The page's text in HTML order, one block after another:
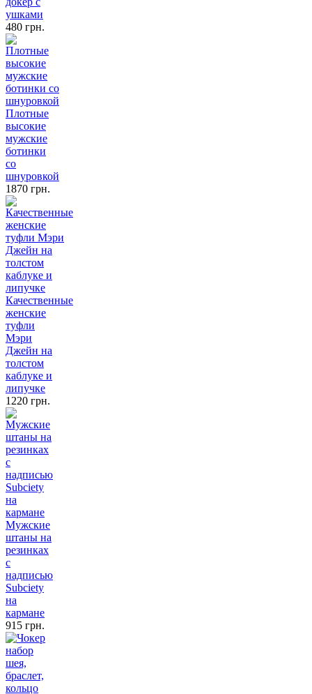
ушками
480 грн.
Плотные
высокие
мужские
ботинки
со
шнуровкой
1870 грн.
Качественные
женские
туфли
Мэри
Джейн на
толстом
каблуке и
липучке
1220 грн.
Мужские
штаны на
резинках
с
надписью
Subciety
на
кармане
915 грн.